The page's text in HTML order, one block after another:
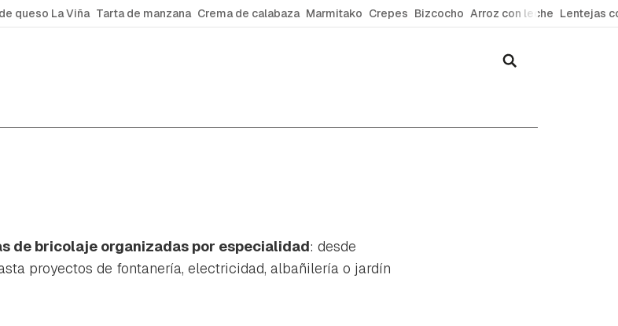
queso La Viña Tarta de manzana Crema de calabaza Marmitako Crepes Bizcocho Arroz con leche Lentejas
de bricolaje organizadas por especialidad: desde
proyectos de fontanería, electricidad, albañilería o jardín